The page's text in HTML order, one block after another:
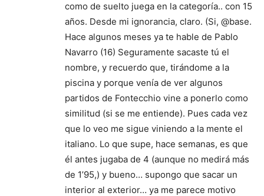
como de suelto juega en la categoría.. con 15
años. Desde mi ignorancia, claro. (Si, @base.
Hace algunos meses ya te hable de Pablo
Navarro (16) Seguramente sacaste tú el
nombre, y recuerdo que, tirándome a la
piscina y porque venía de ver algunos
partidos de Fontecchio vine a ponerlo como
similitud (si se me entiende). Pues cada vez
que lo veo me sigue viniendo a la mente el
italiano. Lo que supe, hace semanas, es que
él antes jugaba de 4 (aunque no medirá más
de 1’95,) y bueno… supongo que sacar un
interior al exterior… ya me parece motivo